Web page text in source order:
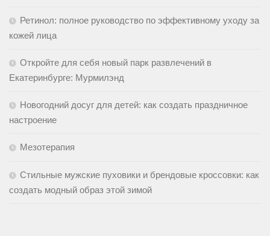
Ретинол: полное руководство по эффективному уходу за
кожей лица
Откройте для себя новый парк развлечений в
Екатеринбурге: Мурмилэнд
Новогодний досуг для детей: как создать праздничное
настроение
Мезотерапия
Стильные мужские пуховики и брендовые кроссовки: как
создать модный образ этой зимой